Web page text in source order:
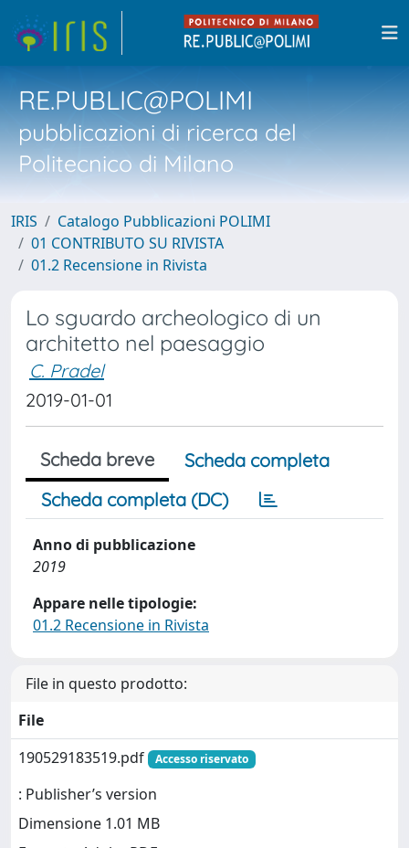
RE.PUBLIC@POLIMI
pubblicazioni di ricerca del
Politecnico di Milano
IRIS
Catalogo Pubblicazioni POLIMI
01 CONTRIBUTO SU RIVISTA
01.2 Recensione in Rivista
Lo sguardo archeologico di un
architetto nel paesaggio
C. Pradel
2019-01-01
Scheda breve
Scheda completa
Scheda completa (DC)
Anno di pubblicazione
2019
Appare nelle tipologie:
01.2 Recensione in Rivista
File in questo prodotto:
File
190529183519.pdf
Accesso riservato
: Publisher’s version
Dimensione 1.01 MB